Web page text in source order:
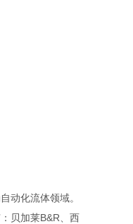
动化流体领域。
贝加莱B&R、西